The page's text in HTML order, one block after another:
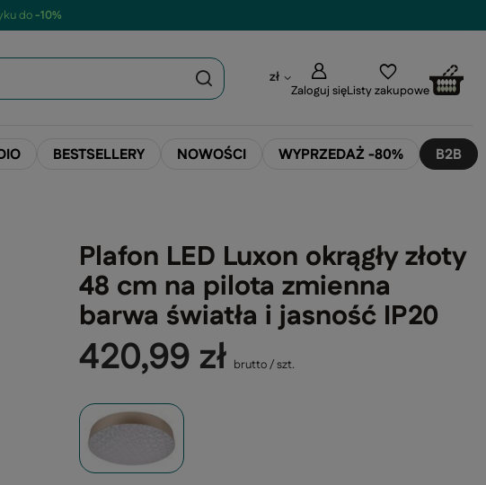
do-10%
zł
Zaloguj sięListy zakupowe
BESTSELLERY NOWOŚCI WYPRZEDAŻ -80% B2B
Plafon LED Luxon okrągły złoty
48 cm na pilota zmienna
barwa światła i jasność IP20
420,99 zł brutto/szt.